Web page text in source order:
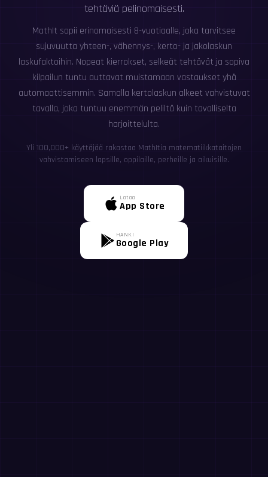
tehtäviä pelinomaisesti.
MathIt sopii erinomaisesti 8-vuotiaalle, joka tarvitsee
sujuvuutta yhteen-, vähennys-, kerto- ja jakolaskun
laskufaktoihin. Nopeat kierrokset, selkeät tehtävät ja sopiva
kilpailun tuntu auttavat muistamaan vastaukset yhä
automaattisemmin. Samalla kertolaskun alkeet vahvistuvat
tavalla, joka tuntuu enemmän peliltä kuin tavalliselta
harjoittelulta.
Yli 100,000+ käyttäjää rakastaa MathItia matematiikkataitojen
vahvistamiseen lapsille, oppilaille, perheille ja aikuisille.
Lataa
App Store
HANKI
Google Play